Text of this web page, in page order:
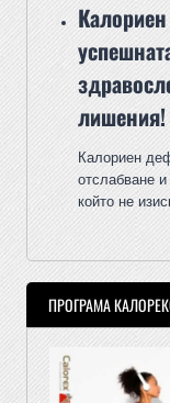
лишения!
Калориен
отслабване
който не
ПРОГРАМА